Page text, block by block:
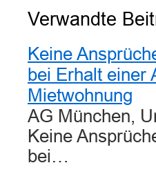
Verwandte
Keine
bei Erhalt einer
Mietwohnung
AG München,
Keine
bei…